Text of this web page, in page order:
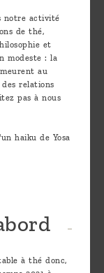
notre activité
de thé,
et
modeste : la
au
relations
pas à nous
haiku de Yosa
à thé donc,